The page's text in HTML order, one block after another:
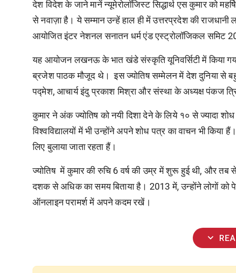
देश विदेश के जाने मानें न्यूमेरोलॉजिस्ट सिद्धार्थ एस कुमार को
से नवाज़ा है। ये सम्मान उन्हें हाल ही में उत्तरप्रदेश की राजधानी
आयोजित इंटर नेशनल सनातन धर्म एंड एस्ट्रोलॉजिकल समिट
यह आयोजन लखनऊ के भात खंडे संस्कृति यूनिवर्सिटी में किया
ब्रजेश पाठक मौजूद थे। इस ज्योतिष सम्मेलन में देश दुनिया से
पद्मेश, आचार्य इंदु प्रकाश मिश्रा और संस्था के अध्यक्ष पंकज
कुमार ने अंक ज्योतिष को नयी दिशा देने के लिये १० से ज्यादा
विश्वविद्यालयों में भी उन्होंने अपने शोध पत्र का वाचन भी
लिए बुलाया जाता रहता हैं।
ज्योतिष में कुमार की रुचि 6 वर्ष की उम्र में शुरू हुई थी, और
दशक से अधिक का समय बिताया है। 2013 में, उन्होंने लोगों
ऑनलाइन परामर्श में अपने कदम रखें।
expand_more